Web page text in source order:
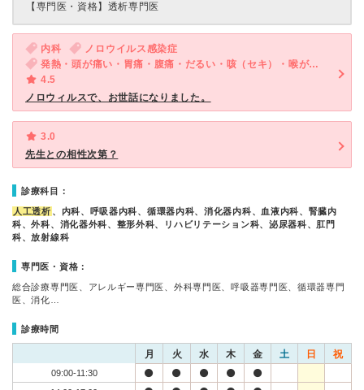
【専門医・資格】 透析専門医
内科
ノロウイルス感染症
発熱・頭が痛い・胃痛・腹痛・だるい・咳（セキ）・喉が痛い・吐き気・嘔吐
4.5
ノロウィルスで、お世話になりました。
3.0
先生との相性次第？
診療科目：
人工透析 、内科、呼吸器内科、循環器内科、消化器内科、血液内科、腎臓内
科、外科、消化器外科、整形外科、リハビリテーション科、泌尿器科、肛門
科、放射線科
専門医・資格：
総合診療専門医、アレルギー専門医、外科専門医、呼吸器専門医、循環器専門
医、消化…
診療時間
月 火 水 木 金 土 日 祝
09:00-11:30